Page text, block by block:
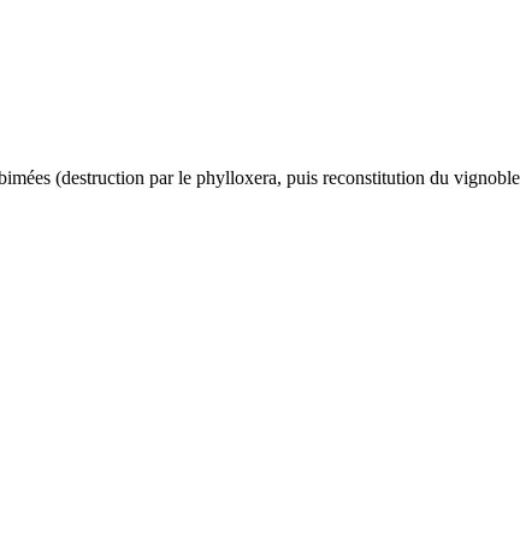
(destruction par le phylloxera, puis reconstitution du